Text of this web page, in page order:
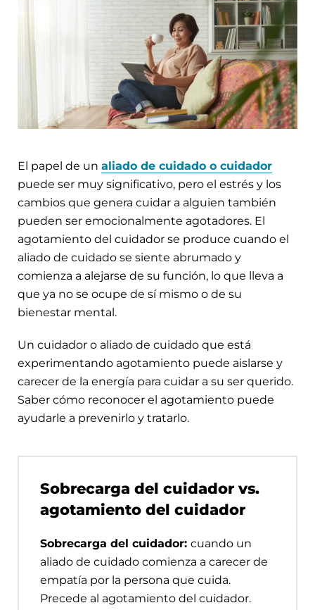
El papel de un aliado de cuidado o cuidador
puede ser muy significativo, pero el estrés y los
cambios que genera cuidar a alguien también
pueden ser emocionalmente agotadores. El
agotamiento del cuidador se produce cuando el
aliado de cuidado se siente abrumado y
comienza a alejarse de su función, lo que lleva a
que ya no se ocupe de sí mismo o de su
bienestar mental.
Un cuidador o aliado de cuidado que está
experimentando agotamiento puede aislarse y
carecer de la energía para cuidar a su ser querido.
Saber cómo reconocer el agotamiento puede
ayudarle a prevenirlo y tratarlo.
Sobrecarga del cuidador vs.
agotamiento del cuidador
Sobrecarga del cuidador: cuando un
aliado de cuidado comienza a carecer de
empatía por la persona que cuida.
Precede al agotamiento del cuidador.